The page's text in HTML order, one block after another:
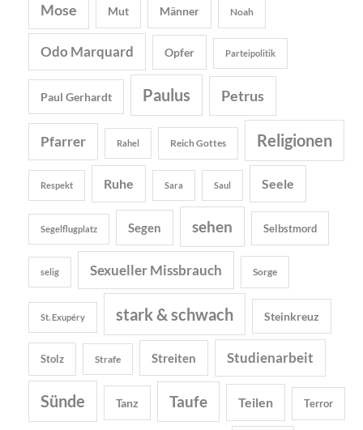
Mose Mut Männer Noah
Odo Marquard Opfer Parteipolitik
Paul Gerhardt Paulus Petrus
Pfarrer Rahel Reich Gottes Religionen
Respekt Ruhe Sara Saul Seele
Segelflugplatz Segen sehen Selbstmord
selig Sexueller Missbrauch Sorge
St. Exupéry stark & schwach Steinkreuz
Stolz Strafe Streiten Studienarbeit
Sünde Tanz Taufe Teilen Terror